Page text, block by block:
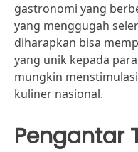
gastronomi yang
yang menggugah
diharapkan bisa
yang unik kepada
mungkin
kuliner nasional.
Pengantar